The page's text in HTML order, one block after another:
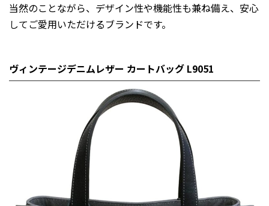
当然のことながら、デザイン性や機能性も兼ね備え、安心
してご愛用いただけるブランドです。
ヴィンテージデニムレザー カートバッグ L9051